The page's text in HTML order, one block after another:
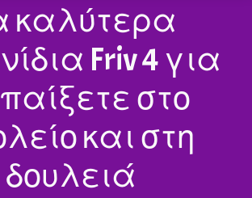
καλύτερα
Friv 4 για
στο
και στη
δουλειά